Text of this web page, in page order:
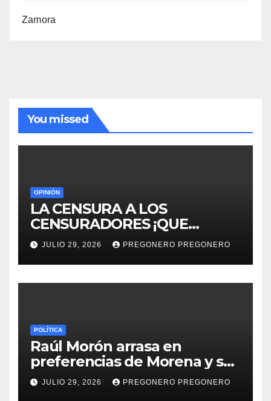
Zamora
You missed
OPINIÓN
LA CENSURA A LOS
CENSURADORES ¡QUE
HORROR!
JULIO 29, 2026 PREGONERO PREGONERO
POLÍTICA
Raúl Morón arrasa en
preferencias de Morena y se
perfila hacia la gubernatura
de Michoacán en 2027
JULIO 29, 2026 PREGONERO PREGONERO